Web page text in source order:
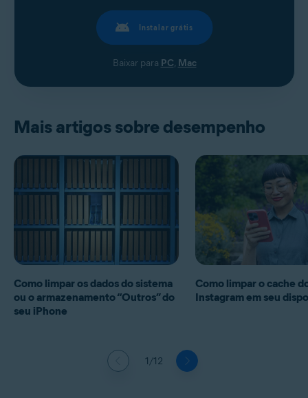
Instalar grátis
Baixar para PC, Mac
Mais artigos sobre desempenho
1/12
Como limpar os dados do sistema
ou o armazenamento “Outros” do
seu iPhone
Como limpar o cache
Instagram em seu